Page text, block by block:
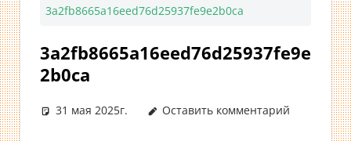
3a2fb8665a16eed76d25937fe9e2b0ca
3a2fb8665a16eed76d25937fe9e
2b0ca
31 мая 2025г. Оставить комментарий